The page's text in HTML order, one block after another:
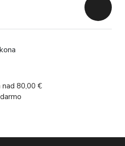
Späť na
nad 80,00 €